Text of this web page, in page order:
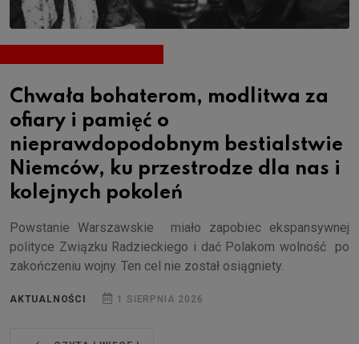
Chwała bohaterom, modlitwa za
ofiary i pamięć o
nieprawdopodobnym bestialstwie
Niemców, ku przestrodze dla nas i
kolejnych pokoleń
Powstanie Warszawskie miało zapobiec ekspansywnej
polityce Związku Radzieckiego i dać Polakom wolność po
zakończeniu wojny. Ten cel nie został osiągniety.
AKTUALNOŚCI 1 SIERPNIA 2026